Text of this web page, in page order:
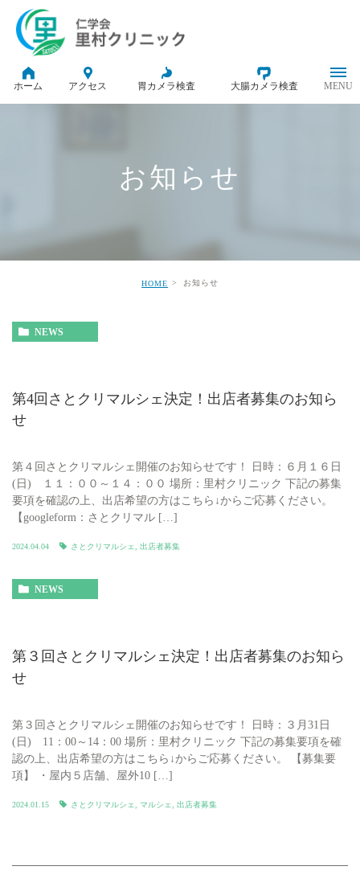
ホーム アクセス 胃カメラ検査 大腸カメラ検査
お知らせ
HOME お知らせ
NEWS
第4回さとクリマルシェ決定！出店者募集のお知ら
せ
第４回さとクリマルシェ開催のお知らせです！ 日時：６月１６日
(日) １１：００～１４：００ 場所：里村クリニック 下記の募集
要項を確認の上、出店希望の方はこちら↓からご応募ください。
【googleform：さとクリマル […]
2024.04.04 さとクリマルシェ, 出店者募集
NEWS
第３回さとクリマルシェ決定！出店者募集のお知ら
せ
第３回さとクリマルシェ開催のお知らせです！ 日時：３月31日
(日) 11：00～14：00 場所：里村クリニック 下記の募集要項を確
認の上、出店希望の方はこちら↓からご応募ください。 【募集要
項】 ・屋内５店舗、屋外10 […]
2024.01.15 さとクリマルシェ マルシェ 出店者募集